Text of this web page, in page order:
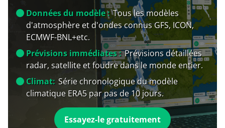
Données du modèle : Tous les modèles
d'atmosphère et d'ondes connus GFS, ICON,
ECMWF-BNL+etc.
Prévisions immédiates : Prévisions détaillées
radar, satellite et foudre dans le monde entier.
Climat: Série chronologique du modèle
climatique ERA5 par pas de 10 jours.
Essayez-le gratuitement